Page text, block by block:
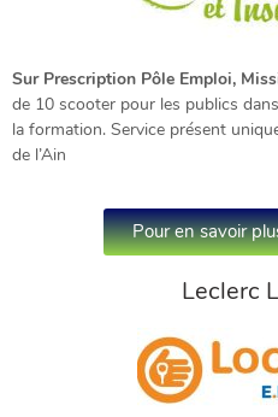
Sur Prescription Pôle Emploi,
de 10 scooter pour les publics
la formation. Service présent
de l’Ain
Pour en savoir
Leclerc